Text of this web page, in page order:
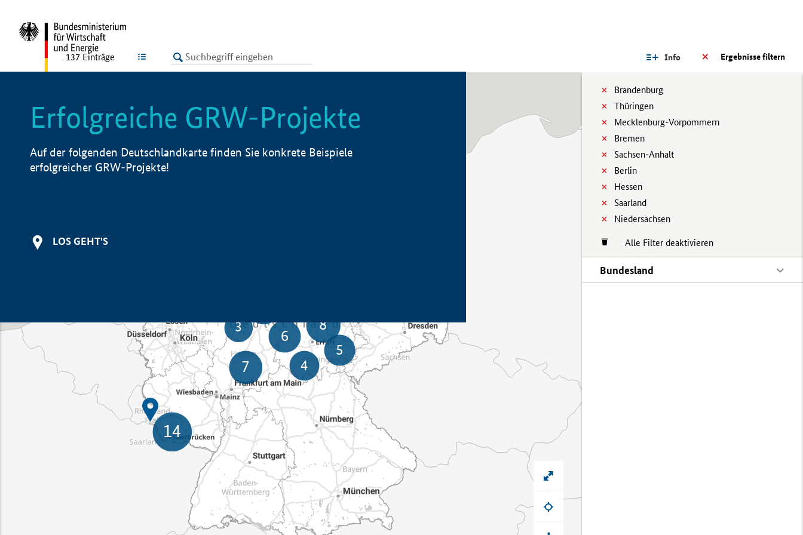
LISTE Ergebnisse filtern
Info
Brandenburg
Thüringen
Mecklenburg-Vorpommern
Bremen
Sachsen-Anhalt
Berlin
Hessen
Saarland
Niedersachsen
Alle Filter deaktivieren
Bundesland
137 Einträge
Erfolgreiche GRW-Projekte
Auf der folgenden Deutschlandkarte finden Sie konkrete Beispiele
erfolgreicher GRW-Projekte!
LOS GEHT'S